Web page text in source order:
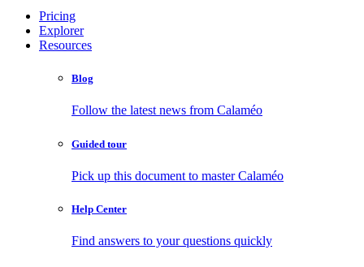
Pricing
Explorer
Resources
Blog
Follow the latest news from Calaméo
Guided tour
Pick up this document to master Calaméo
Help Center
Find answers to your questions quickly